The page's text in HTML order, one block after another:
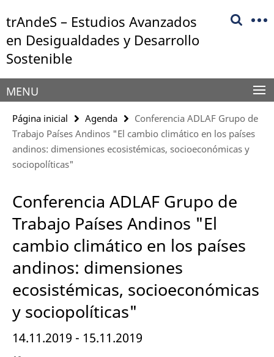
direkt
zu
Inhalt
trAndeS – Estudios Avanzados
en Desigualdades y Desarrollo
Sostenible
Herramientas
de
navegación
MENU
Página inicial Agenda
Conferencia ADLAF Grupo de
Trabajo Países Andinos "El cambio climático en los países
andinos: dimensiones ecosistémicas, socioeconómicas y
sociopolíticas"
Conferencia ADLAF Grupo de
Trabajo Países Andinos "El
cambio climático en los países
andinos: dimensiones
ecosistémicas, socioeconómicas
y sociopolíticas"
14.11.2019 - 15.11.2019